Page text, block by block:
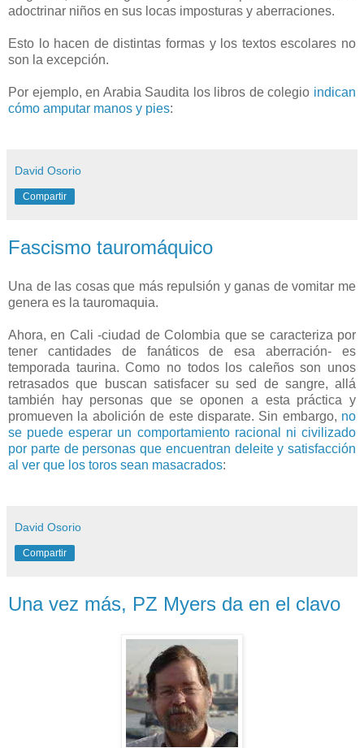
adoctrinar niños en sus locas imposturas y aberraciones.
Esto lo hacen de distintas formas y los textos escolares no
son la excepción.
Por ejemplo, en Arabia Saudita los libros de colegio indican
cómo amputar manos y pies:
David Osorio
Compartir
Fascismo tauromáquico
Una de las cosas que más repulsión y ganas de vomitar me
genera es la tauromaquia.
Ahora, en Cali -ciudad de Colombia que se caracteriza por
tener cantidades de fanáticos de esa aberración- es
temporada taurina. Como no todos los caleños son unos
retrasados que buscan satisfacer su sed de sangre, allá
también hay personas que se oponen a esta práctica y
promueven la abolición de este disparate. Sin embargo, no
se puede esperar un comportamiento racional ni civilizado
por parte de personas que encuentran deleite y satisfacción
al ver que los toros sean masacrados:
David Osorio
Compartir
Una vez más, PZ Myers da en el clavo